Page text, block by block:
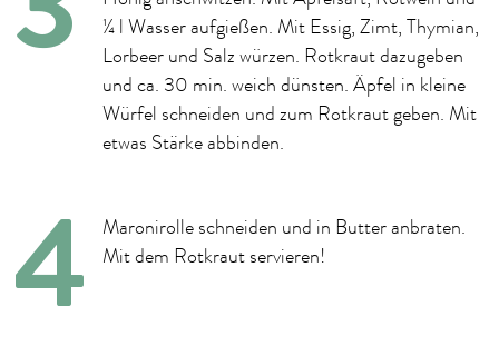
¼ l Wasser aufgießen. Mit Essig, Zimt, Thymian,
Lorbeer und Salz würzen. Rotkraut dazugeben
und ca. 30 min. weich dünsten. Äpfel in kleine
Würfel schneiden und zum Rotkraut geben. Mit
etwas Stärke abbinden.
Maronirolle schneiden und in Butter anbraten.
Mit dem Rotkraut servieren!